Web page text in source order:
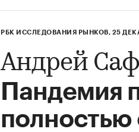
РБК ИССЛЕДОВАНИЯ РЫНКОВ, 25
Андрей
Пандемия
полностью